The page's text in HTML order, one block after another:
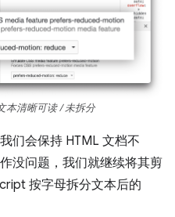
本清晰可读 / 未拆分
们会保持 HTML 文档不
没问题，我们就继续将其剪
按字母拆分文本后的